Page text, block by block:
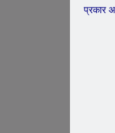
श्री
प्रकार